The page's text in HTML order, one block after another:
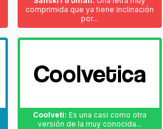
comprimida que ya tiene inclinación
por...
Coolveti: Es una casi como otra
versión de la muy conocida...